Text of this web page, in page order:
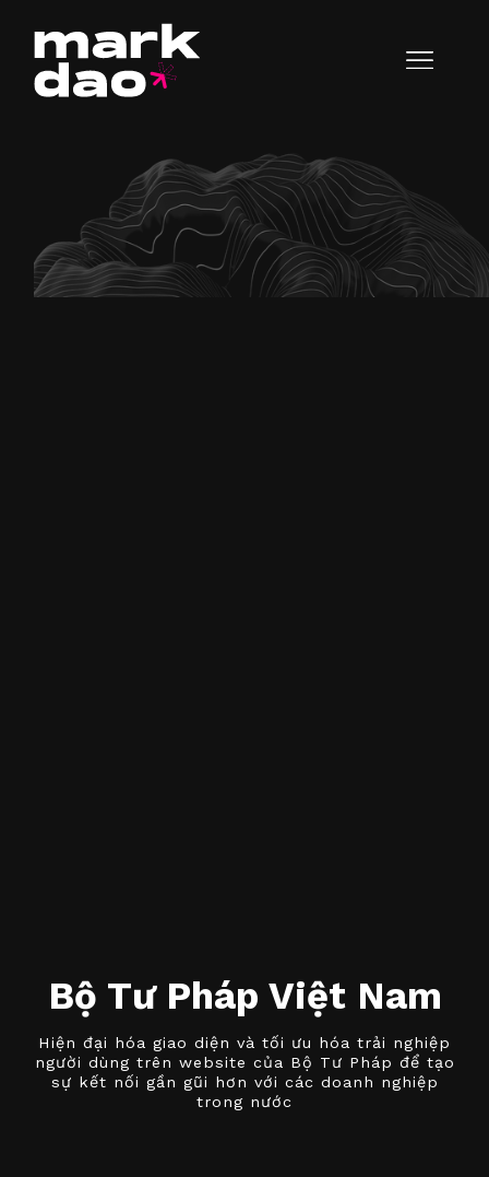
Bộ Tư Pháp Việt Nam
Hiện đại hóa giao diện và tối ưu hóa trải nghiệp
người dùng trên website của Bộ Tư Pháp để tạo
sự kết nối gần gũi hơn với các doanh nghiệp
trong nước